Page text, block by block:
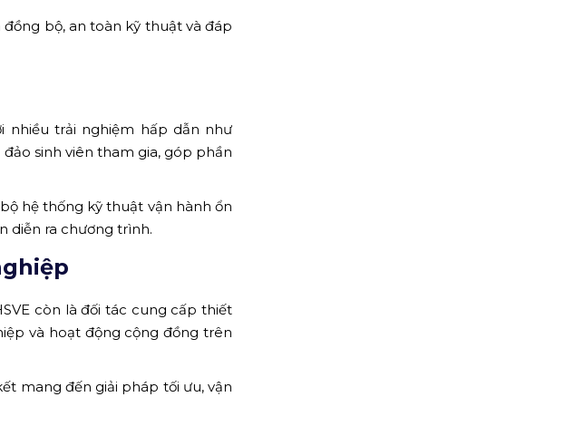
bộ, an toàn kỹ thuật và đáp
nhiều trải nghiệm hấp dẫn như
sinh viên tham gia, góp phần
hệ thống kỹ thuật vận hành ổn
diễn ra chương trình.
còn là đối tác cung cấp thiết
và hoạt động cộng đồng trên
mang đến giải pháp tối ưu, vận